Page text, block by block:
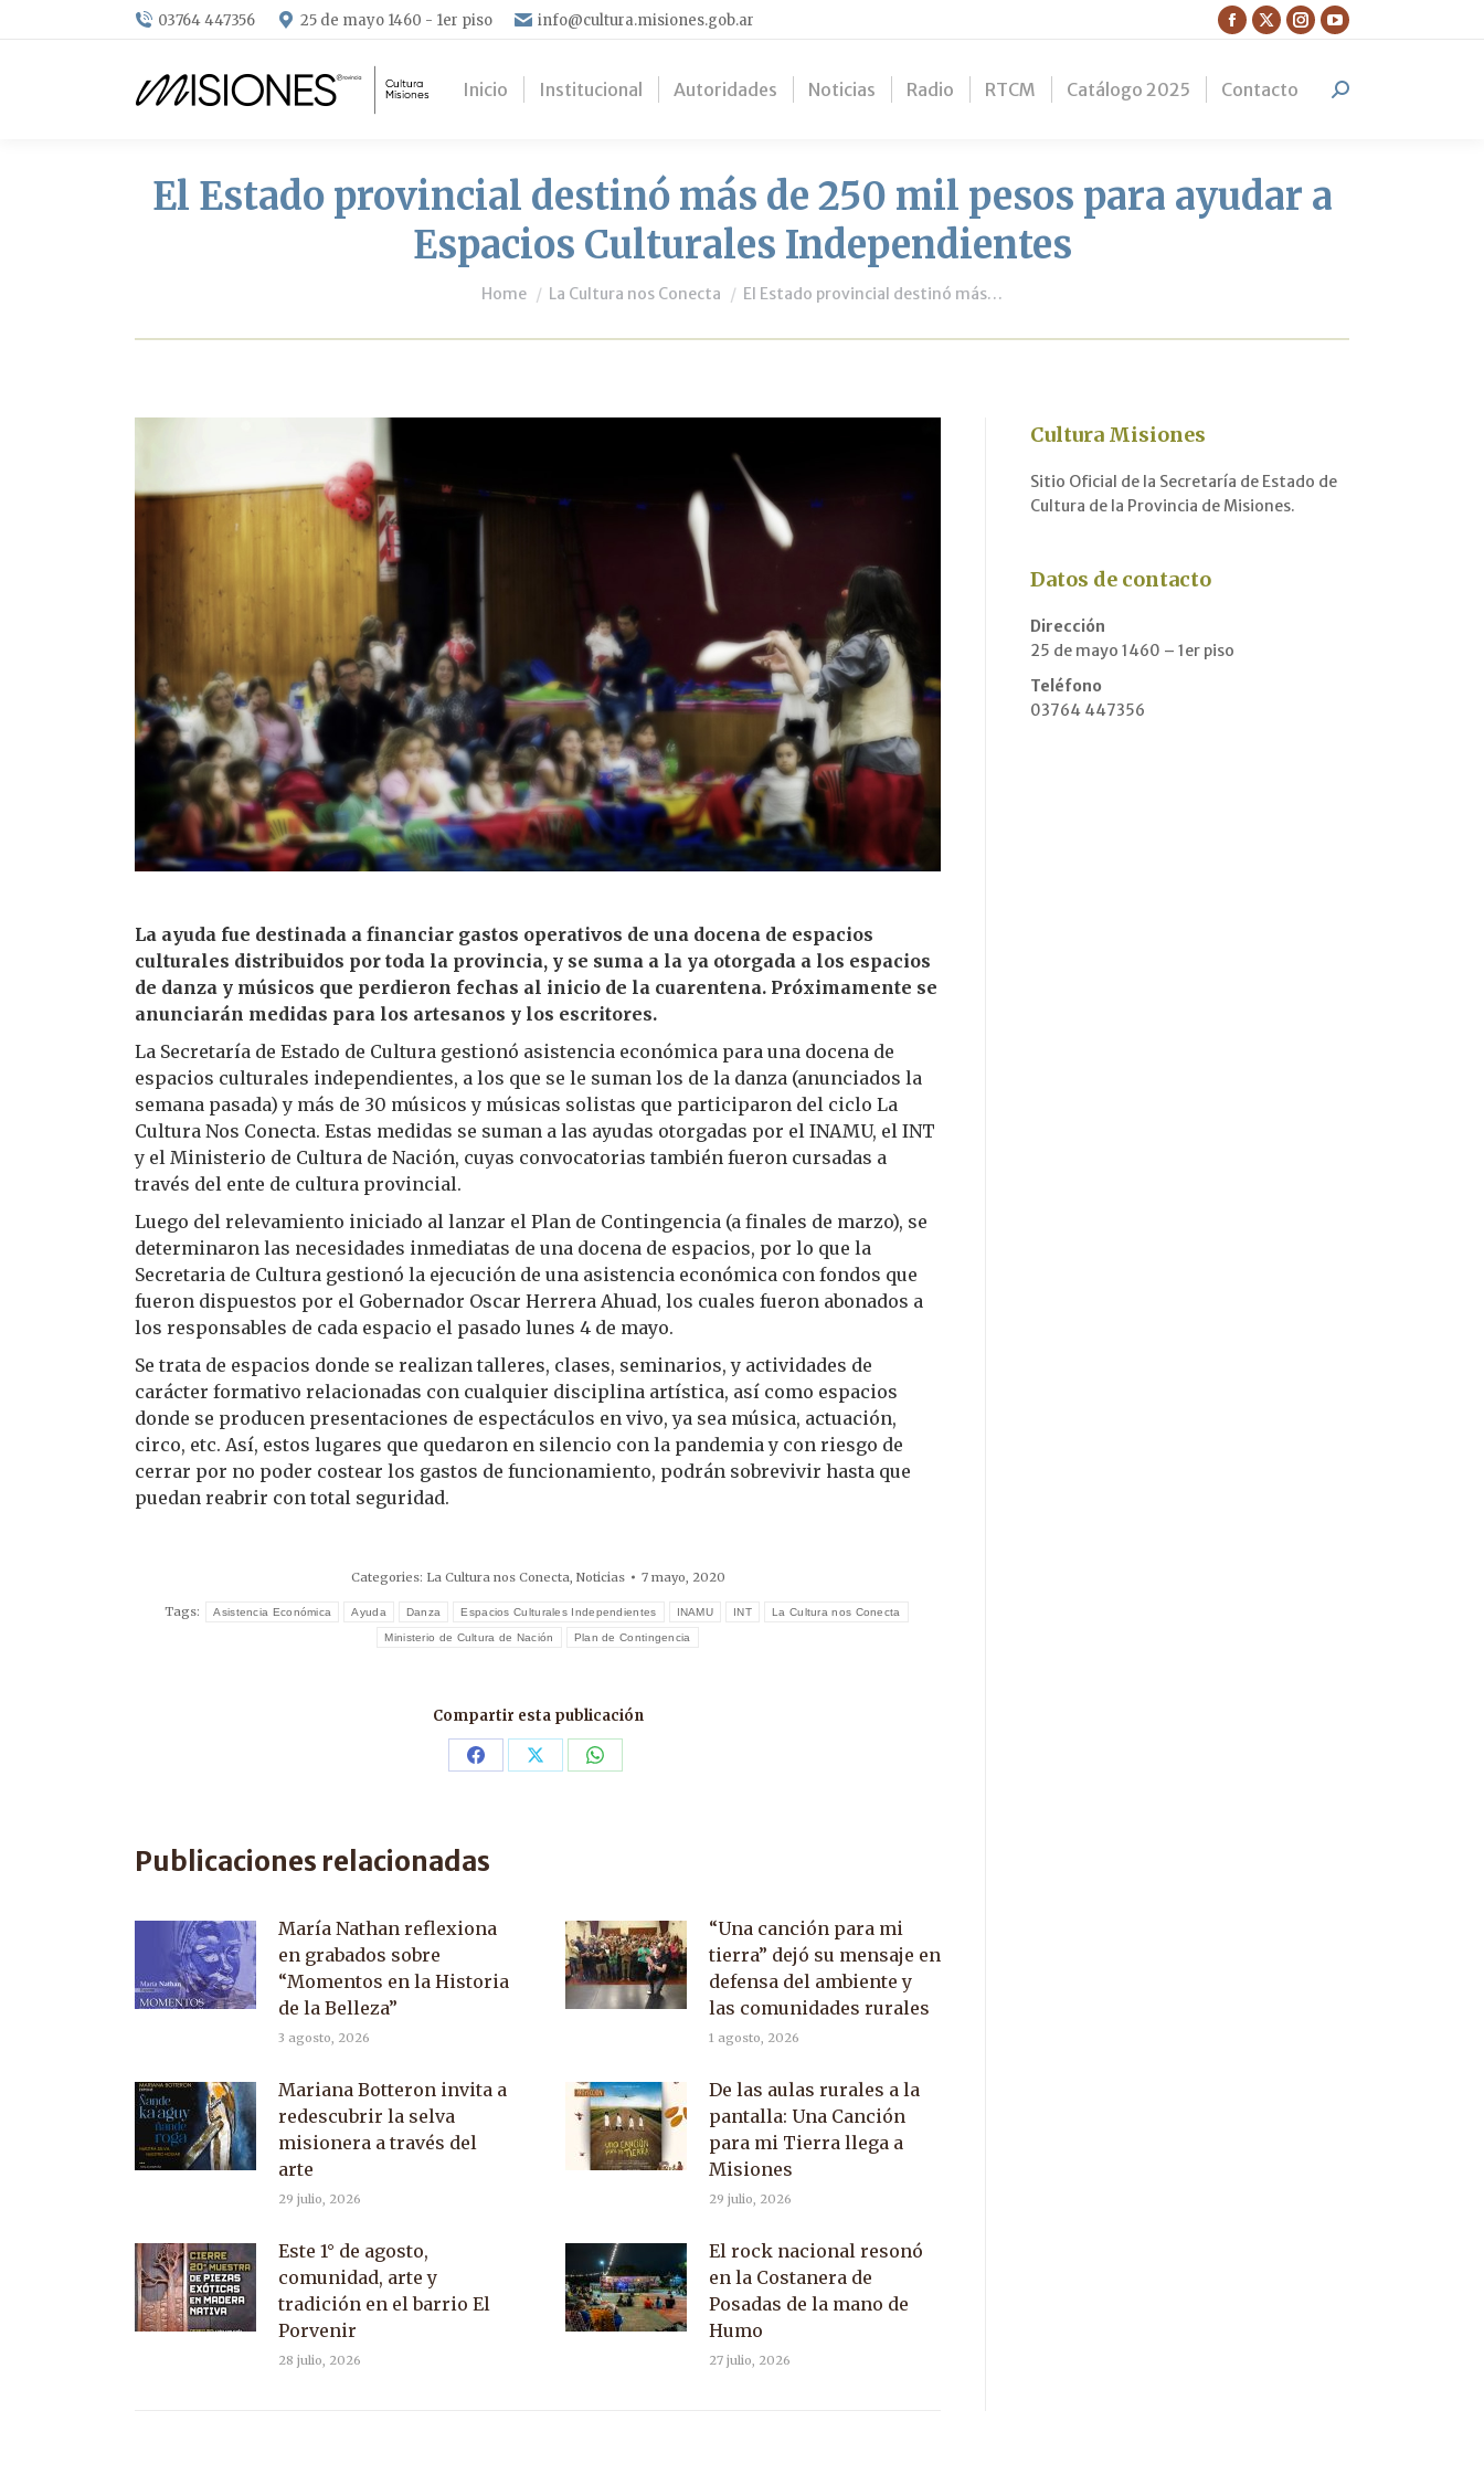
03764 447356 25 de mayo 1460 - 1er piso info@cultura.misiones.gob.ar
Facebook
opens
window
X
opens
Instagram
opens
YouTube
opens
Inicio Institucional Autoridades Noticias Radio RTCM Catálogo 2025 Contacto Search:
El Estado provincial destinó más de 250 mil pesos para ayudar a
Espacios Culturales Independientes
You are here:
Home La Cultura nos Conecta El Estado provincial destinó más…
La ayuda fue destinada a financiar gastos operativos de una docena de espacios
culturales distribuidos por toda la provincia, y se suma a la ya otorgada a los espacios
de danza y músicos que perdieron fechas al inicio de la cuarentena. Próximamente se
anunciarán medidas para los artesanos y los escritores.
La Secretaría de Estado de Cultura gestionó asistencia económica para una docena de
espacios culturales independientes, a los que se le suman los de la danza (anunciados la
semana pasada) y más de 30 músicos y músicas solistas que participaron del ciclo La
Cultura Nos Conecta. Estas medidas se suman a las ayudas otorgadas por el INAMU, el INT
y el Ministerio de Cultura de Nación, cuyas convocatorias también fueron cursadas a
través del ente de cultura provincial.
Luego del relevamiento iniciado al lanzar el Plan de Contingencia (a finales de marzo), se
determinaron las necesidades inmediatas de una docena de espacios, por lo que la
Secretaria de Cultura gestionó la ejecución de una asistencia económica con fondos que
fueron dispuestos por el Gobernador Oscar Herrera Ahuad, los cuales fueron abonados a
los responsables de cada espacio el pasado lunes 4 de mayo.
Se trata de espacios donde se realizan talleres, clases, seminarios, y actividades de
carácter formativo relacionadas con cualquier disciplina artística, así como espacios
donde se producen presentaciones de espectáculos en vivo, ya sea música, actuación,
circo, etc. Así, estos lugares que quedaron en silencio con la pandemia y con riesgo de
cerrar por no poder costear los gastos de funcionamiento, podrán sobrevivir hasta que
puedan reabrir con total seguridad.
Categories: La Cultura nos Conecta Noticias 7 mayo, 2020
Tags: Asistencia Económica Ayuda Danza Espacios Culturales Independientes INAMU INT La Cultura nos Conecta
Ministerio de Cultura de Nación Plan de Contingencia
Compartir esta publicación
Share Share Share
Publicaciones relacionadas
María Nathan reflexiona
en grabados sobre
“Momentos en la Historia
de la Belleza”
3 agosto, 2026
“Una canción para mi
tierra” dejó su mensaje en
defensa del ambiente y
las comunidades rurales
1 agosto, 2026
Mariana Botteron invita a
redescubrir la selva
misionera a través del
arte
29 julio, 2026
De las aulas rurales a la
pantalla: Una Canción
para mi Tierra llega a
Misiones
29 julio, 2026
Este 1° de agosto,
comunidad, arte y
tradición en el barrio El
Porvenir
28 julio, 2026
El rock nacional resonó
en la Costanera de
Posadas de la mano de
Humo
27 julio, 2026
Cultura Misiones
Sitio Oficial de la Secretaría de Estado de
Cultura de la Provincia de Misiones.
Datos de contacto
Dirección
25 de mayo 1460 – 1er piso
Teléfono
03764 447356